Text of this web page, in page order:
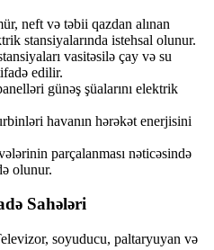
neft və təbii qazdan alınan
stansiyalarında istehsal olunur.
vasitəsilə çay və su
edilir.
günəş şüalarını elektrik
havanın hərəkət enerjisini
parçalanması nəticəsində
olunur.
Sahələri
soyuducu, paltaryuyan və